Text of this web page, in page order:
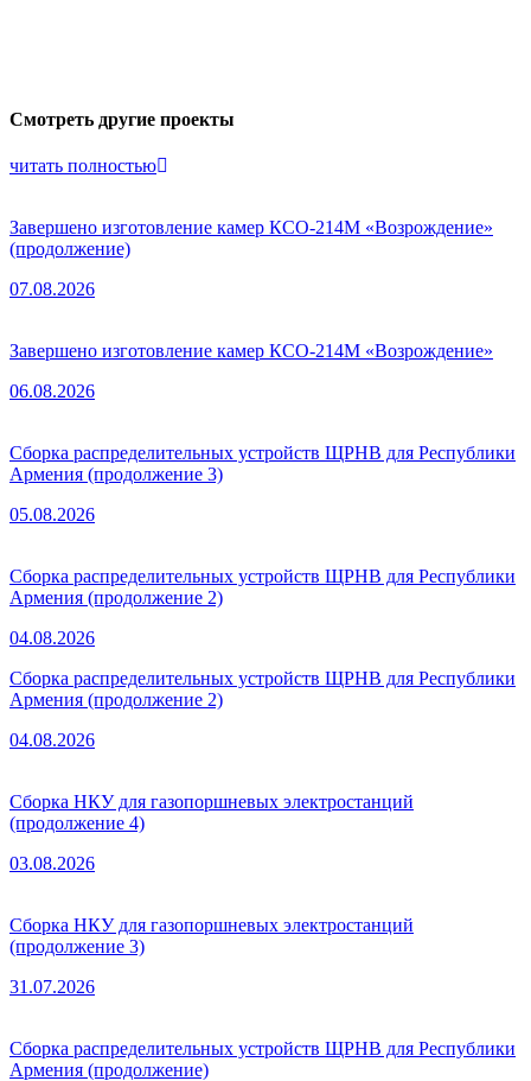
Смотреть другие проекты
читать полностью
Завершено изготовление камер КСО-214М «Возрождение»
(продолжение)
07.08.2026
Завершено изготовление камер КСО-214М «Возрождение»
06.08.2026
Сборка распределительных устройств ЩРНВ для Республики
Армения (продолжение 3)
05.08.2026
Сборка распределительных устройств ЩРНВ для Республики
Армения (продолжение 2)
04.08.2026
Сборка распределительных устройств ЩРНВ для Республики
Армения (продолжение 2)
04.08.2026
Сборка НКУ для газопоршневых электростанций
(продолжение 4)
03.08.2026
Сборка НКУ для газопоршневых электростанций
(продолжение 3)
31.07.2026
Сборка распределительных устройств ЩРНВ для Республики
Армения (продолжение)